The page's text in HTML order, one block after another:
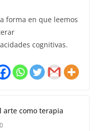
forma en que leemos
cognitivas.
arte como terapia